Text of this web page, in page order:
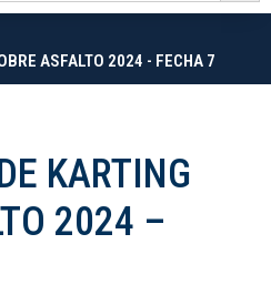
ASFALTO 2024 - FECHA 7
KARTING
2024 –